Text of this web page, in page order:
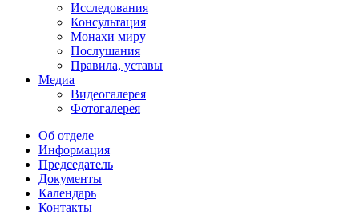
Исследования
Консультация
Монахи миру
Послушания
Правила, уставы
Медиа
Видеогалерея
Фотогалерея
Об отделе
Информация
Председатель
Документы
Календарь
Контакты